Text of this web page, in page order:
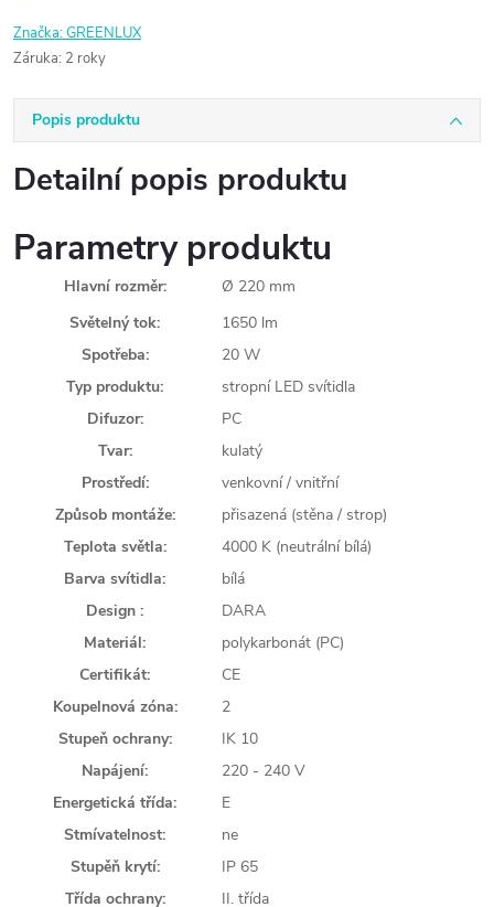
Značka:GREENLUX
Záruka: 2 roky
Popis produktu
Detailní popis produktu
Parametry produktu
Hlavní rozměr:
Ø 220 mm
Světelný tok:
1650 lm
Spotřeba:
20 W
Typ produktu:
stropní LED svítidla
Difuzor:
PC
Tvar:
kulatý
Prostředí:
venkovní / vnitřní
Způsob montáže:
přisazená (stěna / strop)
Teplota světla:
4000 K (neutrální bílá)
Barva svítidla:
bílá
Design :
DARA
Materiál:
polykarbonát (PC)
Certifikát:
CE
Koupelnová zóna:
2
Stupeň ochrany:
IK 10
Napájení:
220 - 240 V
Energetická třída:
E
Stmívatelnost:
ne
Stupěň krytí:
IP 65
Třída ochrany:
II. třída